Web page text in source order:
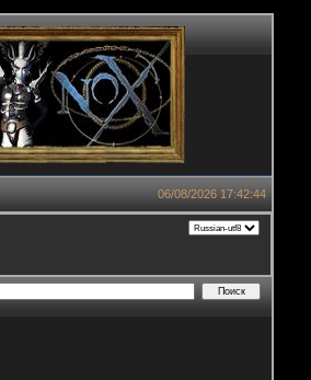
06/08/2026 17:42:44